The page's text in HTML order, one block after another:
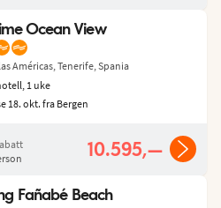
Ocean View
Américas, Tenerife, Spania
1 uke
18. okt. fra Bergen
10.595,—
Fañabé Beach